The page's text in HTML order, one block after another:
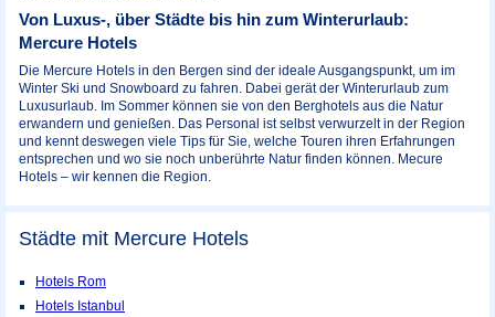
Von Luxus-, über Städte bis hin zum Winterurlaub:
Mercure Hotels
Die Mercure Hotels in den Bergen sind der ideale Ausgangspunkt, um im
Winter Ski und Snowboard zu fahren. Dabei gerät der Winterurlaub zum
Luxusurlaub. Im Sommer können sie von den Berghotels aus die Natur
erwandern und genießen. Das Personal ist selbst verwurzelt in der Region
und kennt deswegen viele Tips für Sie, welche Touren ihren Erfahrungen
entsprechen und wo sie noch unberührte Natur finden können. Mecure
Hotels – wir kennen die Region.
Städte mit Mercure Hotels
Hotels Rom
Hotels Istanbul